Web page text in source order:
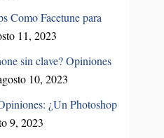
Como Facetune para
11, 2023
sin clave? Opiniones
10, 2023
¿Un Photoshop
9, 2023